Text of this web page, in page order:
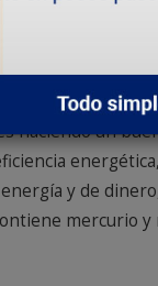
una tarifa
no sólo en el
haciendo un
y de
mercurio